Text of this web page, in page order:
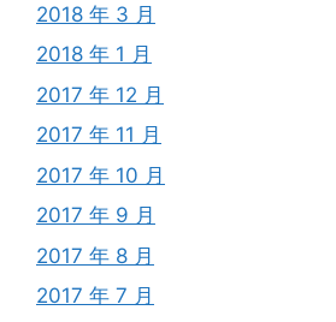
2018 年 3 月
2018 年 1 月
2017 年 12 月
2017 年 11 月
2017 年 10 月
2017 年 9 月
2017 年 8 月
2017 年 7 月